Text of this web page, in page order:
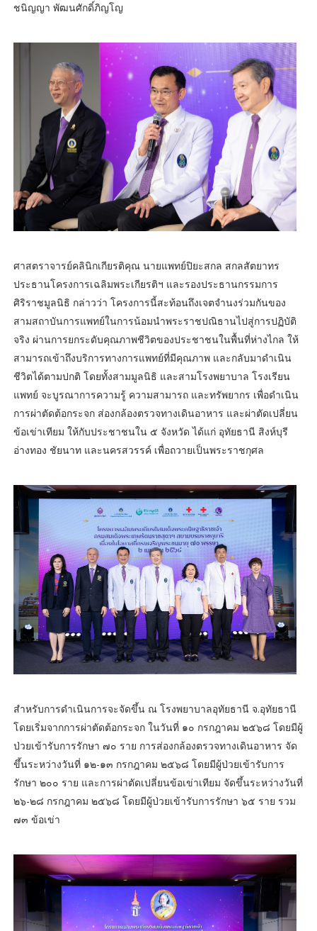
ชนิญญา พัฒนศักดิ์ภิญโญ
ศาสตราจารย์คลินิกเกียรติคุณ นายแพทย์ปิยะสกล สกลสัตยาทร
ประธานโครงการเฉลิมพระเกียรติฯ และรองประธานกรรมการ
ศิริราชมูลนิธิ กล่าวว่า โครงการนี้สะท้อนถึงเจตจำนงร่วมกันของ
สามสถาบันการแพทย์ในการน้อมนำพระราชปณิธานไปสู่การปฏิบัติ
จริง ผ่านการยกระดับคุณภาพชีวิตของประชาชนในพื้นที่ห่างไกล ให้
สามารถเข้าถึงบริการทางการแพทย์ที่มีคุณภาพ และกลับมาดำเนิน
ชีวิตได้ตามปกติ โดยทั้งสามมูลนิธิ และสามโรงพยาบาล โรงเรียน
แพทย์ จะบูรณาการความรู้ ความสามารถ และทรัพยากร เพื่อดำเนิน
การผ่าตัดต้อกระจก ส่องกล้องตรวจทางเดินอาหาร และผ่าตัดเปลี่ยน
ข้อเข่าเทียม ให้กับประชาชนใน ๕ จังหวัด ได้แก่ อุทัยธานี สิงห์บุรี
อ่างทอง ชัยนาท และนครสวรรค์ เพื่อถวายเป็นพระราชกุศล
สำหรับการดำเนินการจะจัดขึ้น ณ โรงพยาบาลอุทัยธานี จ.อุทัยธานี
โดยเริ่มจากการผ่าตัดต้อกระจก ในวันที่ ๑๐ กรกฎาคม ๒๕๖๘ โดยมีผู้
ป่วยเข้ารับการรักษา ๗๐ ราย การส่องกล้องตรวจทางเดินอาหาร จัด
ขึ้นระหว่างวันที่ ๑๒-๑๓ กรกฎาคม ๒๕๖๘ โดยมีผู้ป่วยเข้ารับการ
รักษา ๒๐๐ ราย และการผ่าตัดเปลี่ยนข้อเข่าเทียม จัดขึ้นระหว่างวันที่
๒๖-๒๘ กรกฎาคม ๒๕๖๘ โดยมีผู้ป่วยเข้ารับการรักษา ๖๕ ราย รวม
๗๓ ข้อเข่า